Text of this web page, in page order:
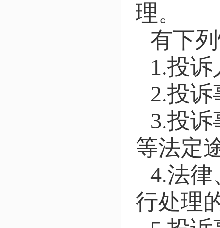
理。
有下
1.投
2.投
3.投
等法定
4.法
行处理